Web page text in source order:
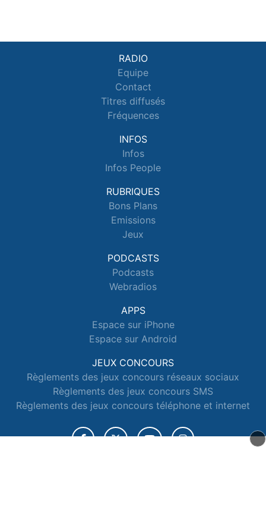
RADIO
Equipe
Contact
Titres diffusés
Fréquences
INFOS
Infos
Infos People
RUBRIQUES
Bons Plans
Emissions
Jeux
PODCASTS
Podcasts
Webradios
APPS
Espace sur iPhone
Espace sur Android
JEUX CONCOURS
Règlements des jeux concours réseaux sociaux
Règlements des jeux concours SMS
Règlements des jeux concours téléphone et internet